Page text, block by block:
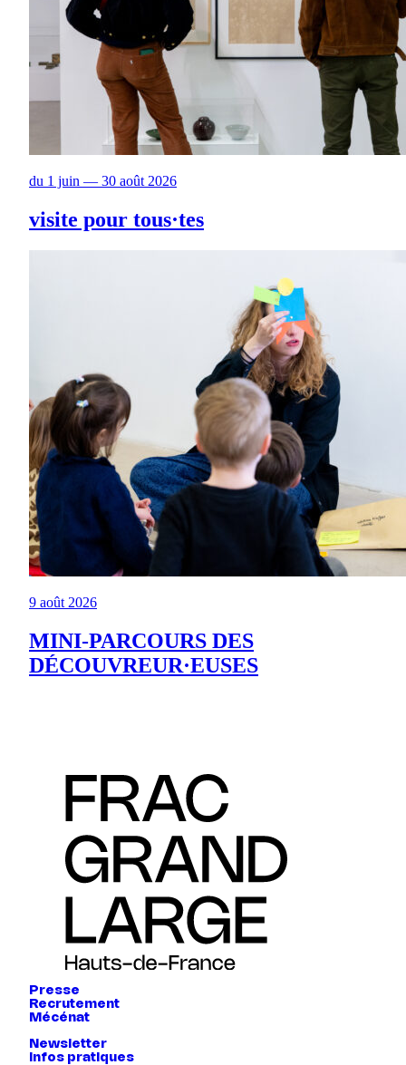
du 1 juin — 30 août 2026
visite pour tous·tes
9 août 2026
MINI-PARCOURS DES
DÉCOUVREUR·EUSES
Presse
Recrutement
Mécénat
Newsletter
Infos pratiques